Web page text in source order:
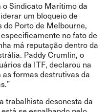
o Sindicato Marítimo da
um bloqueio de
Porto de Melbourne,
no fato de
má reputação dentro da
Paddy Crumlin, o
da ITF, declarou na
as formas destrutivas da
”
trabalhista desonesta da